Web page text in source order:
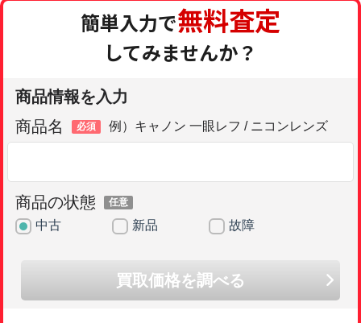
簡単入力で無料査定
してみませんか？